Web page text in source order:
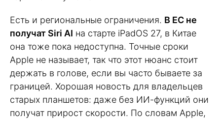
Есть и региональные ограничения. В ЕС не
получат Siri AI на старте iPadOS 27, в Китае
она тоже пока недоступна. Точные сроки
Apple не называет, так что этот нюанс стоит
держать в голове, если вы часто бываете за
границей. Хорошая новость для владельцев
старых планшетов: даже без ИИ-функций они
получат прирост скорости. По словам Apple,